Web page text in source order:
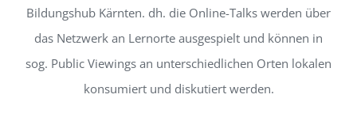
Bildungshub Kärnten. dh. die Online-Talks werden über
das Netzwerk an Lernorte ausgespielt und können in
sog. Public Viewings an unterschiedlichen Orten lokalen
konsumiert und diskutiert werden.